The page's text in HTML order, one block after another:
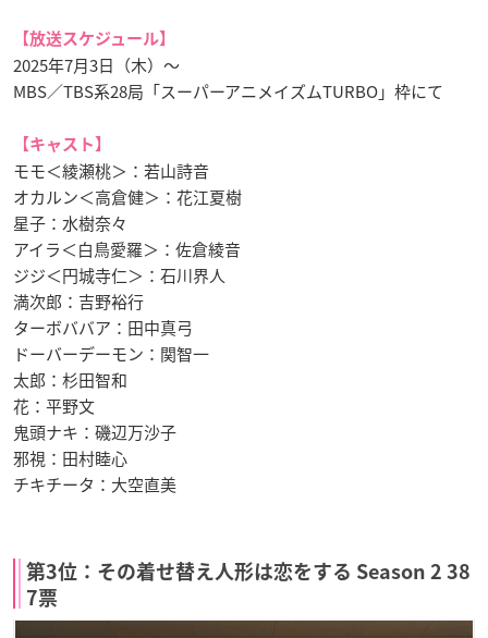
【放送スケジュール】
2025年7月3日（木）～
MBS／TBS系28局「スーパーアニメイズムTURBO」枠にて
【キャスト】
モモ＜綾瀬桃＞：若山詩音
オカルン＜高倉健＞：花江夏樹
星子：水樹奈々
アイラ＜白鳥愛羅＞：佐倉綾音
ジジ＜円城寺仁＞：石川界人
満次郎：吉野裕行
ターボババア：田中真弓
ドーバーデーモン：関智一
太郎：杉田智和
花：平野文
鬼頭ナキ：磯辺万沙子
邪視：田村睦心
チキチータ：大空直美
第3位：その着せ替え人形は恋をする Season 2 38
7票